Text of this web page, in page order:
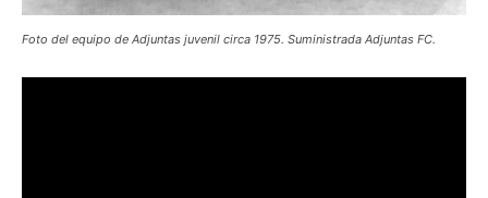
Foto del equipo de Adjuntas juvenil circa 1975. Suministrada Adjuntas FC.